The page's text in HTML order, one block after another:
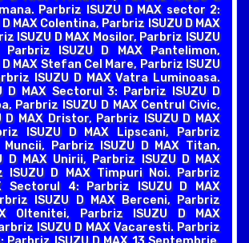
Parbriz ISUZU D MAX sector 2:
MAX Colentina, Parbriz ISUZU D MAX
ISUZU D MAX Mosilor, Parbriz ISUZU
Parbriz ISUZU D MAX Pantelimon,
MAX Stefan Cel Mare, Parbriz ISUZU
ISUZU D MAX Vatra Luminoasa.
D MAX Sectorul 3: Parbriz ISUZU D
Parbriz ISUZU D MAX Centrul Civic,
D MAX Dristor, Parbriz ISUZU D MAX
ISUZU D MAX Lipscani, Parbriz
Muncii, Parbriz ISUZU D MAX Titan,
D MAX Unirii, Parbriz ISUZU D MAX
ISUZU D MAX Timpuri Noi. Parbriz
Sectorul 4: Parbriz ISUZU D MAX
ISUZU D MAX Berceni, Parbriz
Oltenitei, Parbriz ISUZU D MAX
ISUZU D MAX Vacaresti. Parbriz